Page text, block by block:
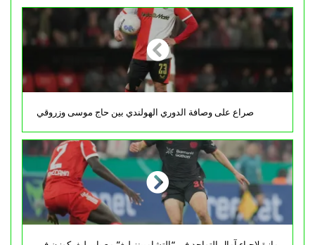
صراع على وصافة الدوري الهولندي بين حاج موسى وزروقي